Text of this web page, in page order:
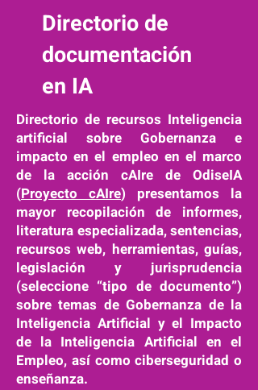
Directorio de
documentación
en IA
Directorio de recursos Inteligencia
artificial sobre Gobernanza e
impacto en el empleo en el marco
de la acción cAIre de OdiseIA
(Proyecto cAIre) presentamos la
mayor recopilación de informes,
literatura especializada, sentencias,
recursos web, herramientas, guías,
legislación y jurisprudencia
(seleccione “tipo de documento”)
sobre temas de Gobernanza de la
Inteligencia Artificial y el Impacto
de la Inteligencia Artificial en el
Empleo, así como ciberseguridad o
enseñanza.